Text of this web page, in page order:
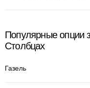
Популярные опции
Столбцах
Газель